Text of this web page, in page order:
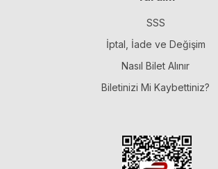
SSS
İptal, İade ve Değişim
Nasıl Bilet Alınır
Biletinizi Mi Kaybettiniz?